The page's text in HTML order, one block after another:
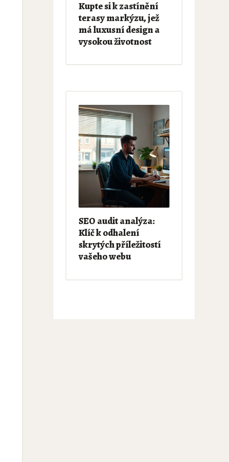
Kupte si k zastínění
terasy markýzu, jež
má luxusní design a
vysokou životnost
SEO audit analýza:
Klíč k odhalení
skrytých příležitostí
vašeho webu